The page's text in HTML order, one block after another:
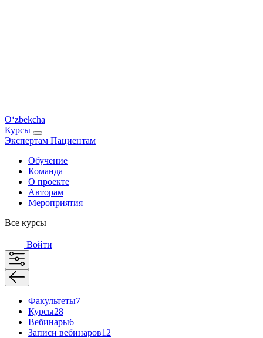
O‘zbekcha
Курсы
Экспертам Пациентам
Обучение
Команда
О проекте
Авторам
Мероприятия
Все курсы
Войти
Факультеты7
Курсы28
Вебинары6
Записи вебинаров12